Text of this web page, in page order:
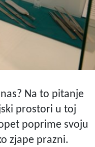
Na to pitanje
prostori u toj
poprime svoju
zjape prazni.